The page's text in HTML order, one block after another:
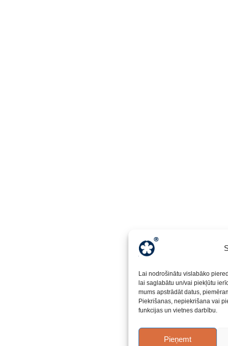
Lai nodrošinātu vislabāko
lai saglabātu un/vai piekļūtu
mums apstrādāt datus,
Piekrišanas, nepiekrišana vai
funkcijas un vietnes darbību.
Pieņemt